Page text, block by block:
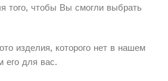
того, чтобы Вы смогли выбрать
изделия, которого нет в нашем
его для вас.